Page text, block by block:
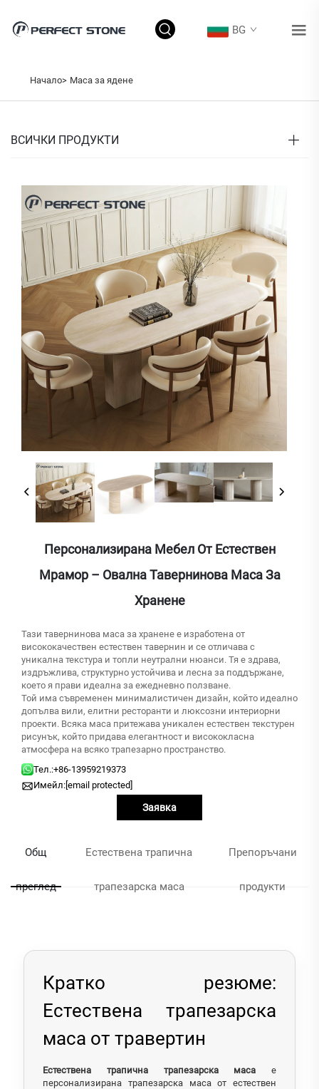
BG
Начало> Маса за ядене
ВСИЧКИ ПРОДУКТИ
Персонализирана Мебел От Естествен
Мрамор – Овална Тавернинова Маса За
Хранене
Тази тавернинова маса за хранене е изработена от
висококачествен естествен тавернин и се отличава с
уникална текстура и топли неутрални нюанси. Тя е здрава,
издръжлива, структурно устойчива и лесна за поддържане,
което я прави идеална за ежедневно ползване.
Той има съвременен минималистичен дизайн, който идеално
допълва вили, елитни ресторанти и люксозни интериорни
проекти. Всяка маса притежава уникален естествен текстурен
рисунък, който придава елегантност и висококласна
атмосфера на всяко трапезарно пространство.
Тел.:+86-13959219373
Имейл:[email protected]
Заявка
Общ
преглед
Естествена трапична
трапезарска маса
Препоръчани
продукти
Кратко резюме:
Естествена трапезарска
маса от травертин
Естествена трапична трапезарска маса е
персонализирана трапезарска маса от естествен